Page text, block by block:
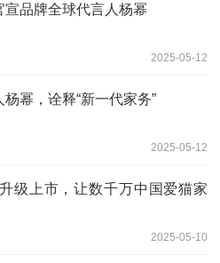
品牌全球代言人杨幂
2025-05-12
幂，诠释“新一代家务”
2025-05-12
级上市，让数千万中国爱猫家
2025-05-10